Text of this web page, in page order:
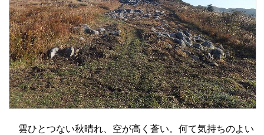
雲ひとつない秋晴れ、空が高く蒼い。何て気持ちのよい